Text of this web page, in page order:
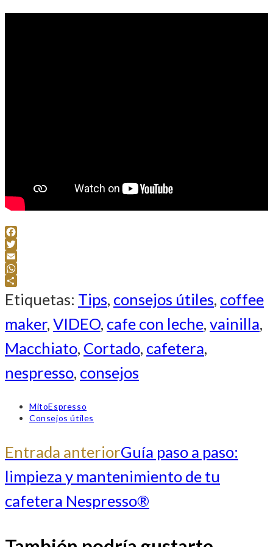
Facebook
Twitter
Email
WhatsApp
Compartir
Etiquetas: Tips, consejos útiles, coffee
maker, VIDEO, cafe con leche, vainilla,
Macchiato, Cortado, cafetera,
nespresso, consejos
Autor
de
MitoEspresso
Categoría
entrada:
Consejos útiles
+INFO
ARTÍCULOS
Entrada anteriorGuía paso a paso:
limpieza y mantenimiento de tu
cafetera Nespresso®